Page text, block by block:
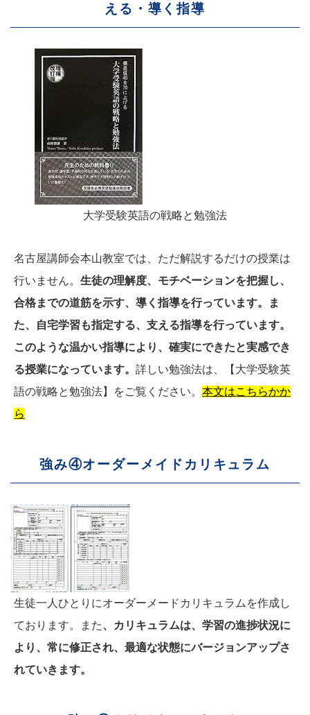
える・導く指導
大学受験英語の戦略と勉強法
名古屋講師会本山教室では、ただ解説するだけの授業は
行いません。 生徒の理解度、モチベーションを把握し、
合格までの道筋を示す、導く指導を行っています。ま
た、自宅学習も指定する、支える指導を行っています。
このような温かい指導により、確実にできたと実感でき
る授業になっています。 詳しい勉強法は、【大学受験英
語の戦略と勉強法】をご覧ください。 本文はこちらかか
ら
強み④オーダーメイドカリキュラム
生徒一人ひとりにオーダーメードカリキュラムを作成し
ております。また、カリキュラムは、学習の進捗状況に
より、常に修正され、最適な状態にバージョンアップさ
れていきます。